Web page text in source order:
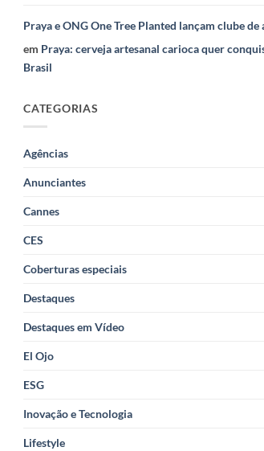
Praya e ONG One Tree Planted lançam clube de
em Praya: cerveja artesanal carioca quer
Brasil
CATEGORIAS
Agências
Anunciantes
Cannes
CES
Coberturas especiais
Destaques
Destaques em Vídeo
El Ojo
ESG
Inovação e Tecnologia
Lifestyle